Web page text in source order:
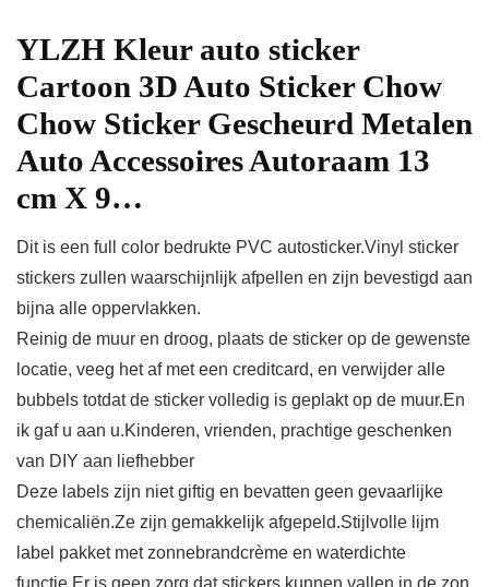
YLZH Kleur auto sticker
Cartoon 3D Auto Sticker Chow
Chow Sticker Gescheurd Metalen
Auto Accessoires Autoraam 13
cm X 9…
Dit is een full color bedrukte PVC autosticker.Vinyl sticker
stickers zullen waarschijnlijk afpellen en zijn bevestigd aan
bijna alle oppervlakken.
Reinig de muur en droog, plaats de sticker op de gewenste
locatie, veeg het af met een creditcard, en verwijder alle
bubbels totdat de sticker volledig is geplakt op de muur.En
ik gaf u aan u.Kinderen, vrienden, prachtige geschenken
van DIY aan liefhebber
Deze labels zijn niet giftig en bevatten geen gevaarlijke
chemicaliën.Ze zijn gemakkelijk afgepeld.Stijlvolle lijm
label pakket met zonnebrandcrème en waterdichte
functie.Er is geen zorg dat stickers kunnen vallen in de zon